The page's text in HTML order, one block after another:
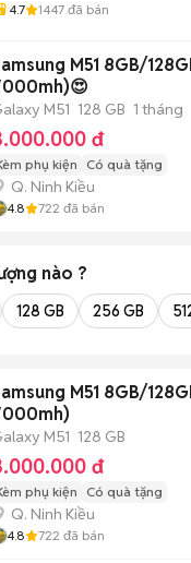
4.7 1447 đã bán
M51 8GB/
M51 128 GB 1 tháng
đ
phụ kiện Có quà tặng
Q. Ninh Kiều
4.8 722 đã bán
nào ?
128 GB 256 GB
M51 8GB/
M51 128 GB
đ
phụ kiện Có quà tặng
Q. Ninh Kiều
4.8 722 đã bán